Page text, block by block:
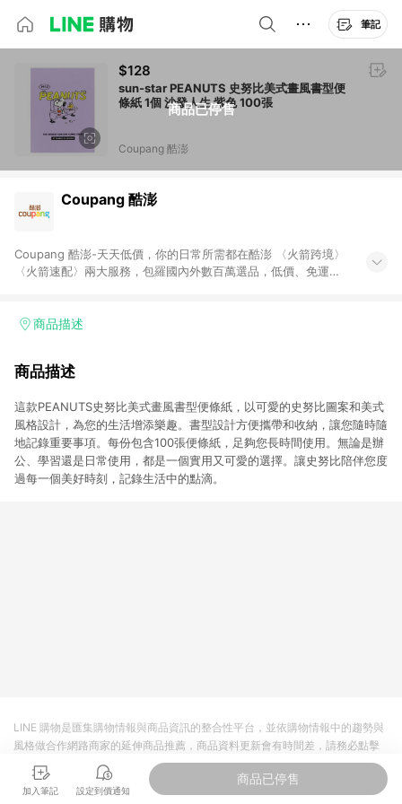
筆記
商品已停售
$128
sun-star PEANUTS 史努比美式畫風書型便
條紙 1個 沙發人生 紫色 100張
Coupang 酷澎
Coupang 酷澎
Coupang 酷澎-天天低價，你的日常所需都在酷澎 〈火箭跨境〉
〈火箭速配〉兩大服務，包羅國內外數百萬選品，低價、免運，
加入WOW會員告別湊免運，火箭速配、火箭跨境優質選品不限金
商品描述
商品描述
這款PEANUTS史努比美式畫風書型便條紙，以可愛的史努比圖案和美式
風格設計，為您的生活增添樂趣。書型設計方便攜帶和收納，讓您隨時隨
地記錄重要事項。每份包含100張便條紙，足夠您長時間使用。無論是辦
公、學習還是日常使用，都是一個實用又可愛的選擇。讓史努比陪伴您度
過每一個美好時刻，記錄生活中的點滴。
加入筆記 設定到價通知
商品已停售
LINE 購物是匯集購物情報與商品資訊的整合性平台，並依購物情報中的趨勢與
風格做合作網路商家的延伸商品推薦，商品資料更新會有時間差，請務必點擊
商品至各合作網路商家，確認現售價與購物條件，一切資訊以合作廠商網頁為
準。